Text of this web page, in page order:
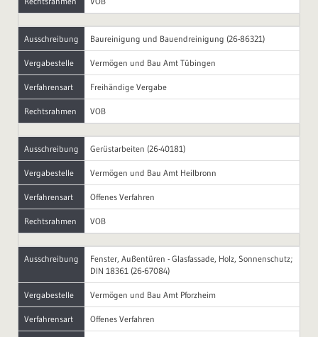
Ausschreibung Baureinigung und Bauendreinigung (26-86321)
Vergabestelle Vermögen und Bau Amt Tübingen
Verfahrensart Freihändige Vergabe
Rechtsrahmen VOB
Ausschreibung Gerüstarbeiten (26-40181)
Vergabestelle Vermögen und Bau Amt Heilbronn
Verfahrensart Offenes Verfahren
Rechtsrahmen VOB
Ausschreibung
Fenster, Außentüren - Glasfassade, Holz, Sonnenschutz;
DIN 18361 (26-67084)
Vergabestelle Vermögen und Bau Amt Pforzheim
Verfahrensart Offenes Verfahren